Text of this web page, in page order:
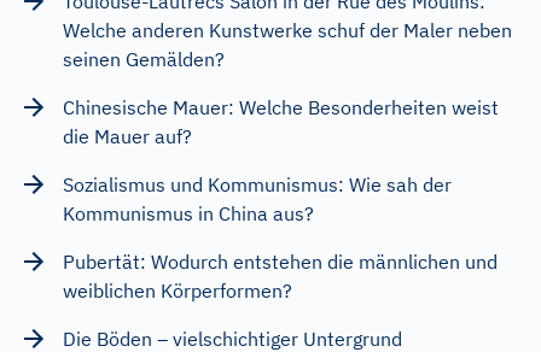
Welche anderen Kunstwerke schuf der Maler neben
seinen Gemälden?
Chinesische Mauer: Welche Besonderheiten weist
die Mauer auf?
Sozialismus und Kommunismus: Wie sah der
Kommunismus in China aus?
Pubertät: Wodurch entstehen die männlichen und
weiblichen Körperformen?
Die Böden – vielschichtiger Untergrund